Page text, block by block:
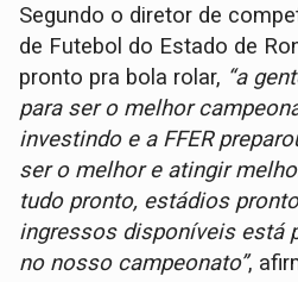
Segundo o diretor de
de Futebol do Estado de
pronto pra bola rolar, “a
para ser o melhor
investindo e a FFER
ser o melhor e atingir
tudo pronto, estádios
ingressos disponíveis está
no nosso campeonato”,